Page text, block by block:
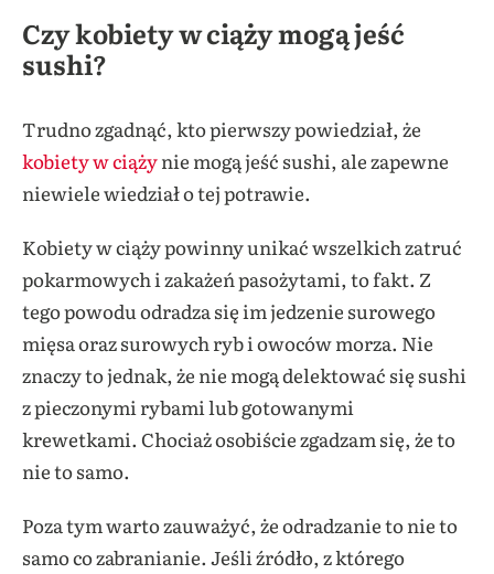
Czy kobiety w ciąży mogą jeść
sushi?
Trudno zgadnąć, kto pierwszy powiedział, że
kobiety w ciążynie mogą jeść sushi, ale zapewne
niewiele wiedział o tej potrawie.
Kobiety w ciąży powinny unikać wszelkich zatruć
pokarmowych i zakażeń pasożytami, to fakt. Z
tego powodu odradza się im jedzenie surowego
mięsa oraz surowych ryb i owoców morza. Nie
znaczy to jednak, że nie mogą delektować się sushi
z pieczonymi rybami lub gotowanymi
krewetkami. Chociaż osobiście zgadzam się, że to
nie to samo.
Poza tym warto zauważyć, że odradzanie to nie to
samo co zabranianie. Jeśli źródło, z którego